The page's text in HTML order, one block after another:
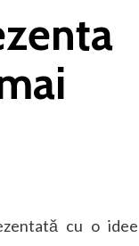
cu o idee